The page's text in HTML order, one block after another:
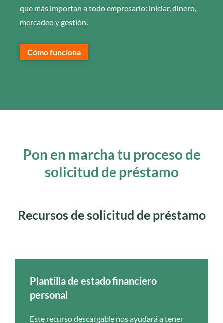
que más importan a todo empresario: iniciar, dinero,
mercadeo y gestión.
Cómo funciona
Pon en marcha tu proceso de
solicitud de préstamo
Recursos de solicitud de préstamo
Plantilla de estado financiero
personal
Este recurso descargable nos ayudará a tener